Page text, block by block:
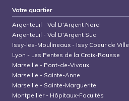
Votre quartier
Argenteuil -Val D'Argent Nord
Argenteuil -Val D'Argent Sud
Issy-les-Moulineaux - Issy Coeur de Ville
Lyon - Les Pentes de la Croix-Rousse
Marseille - Pont-de-Vivaux
Marseille - Sainte-Anne
Marseille - Sainte-Marguerite
Montpellier- Hôpitaux-Facultés